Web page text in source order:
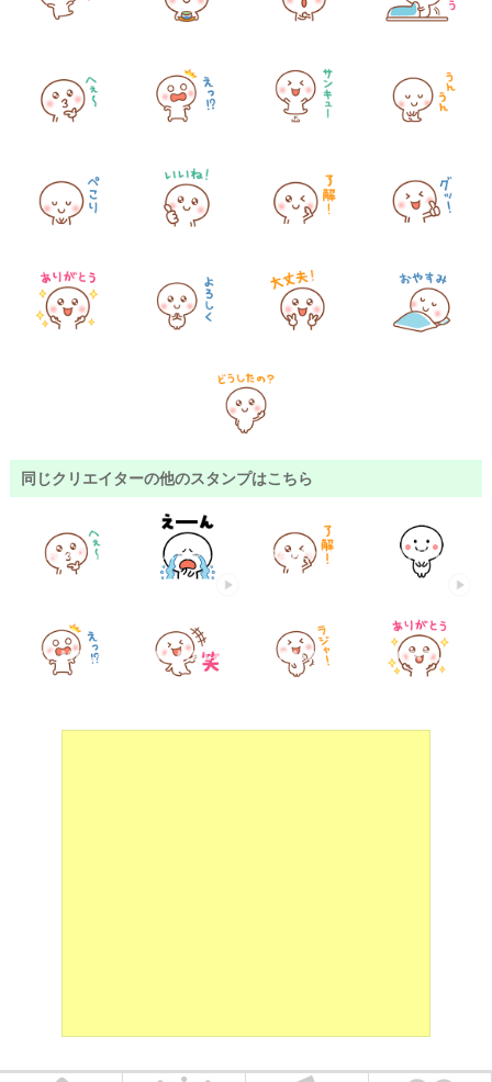
同じクリエイターの他のスタンプはこちら